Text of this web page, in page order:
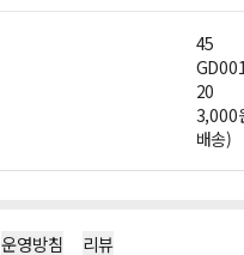
45
20
3,000
배송)
운영방침 리뷰